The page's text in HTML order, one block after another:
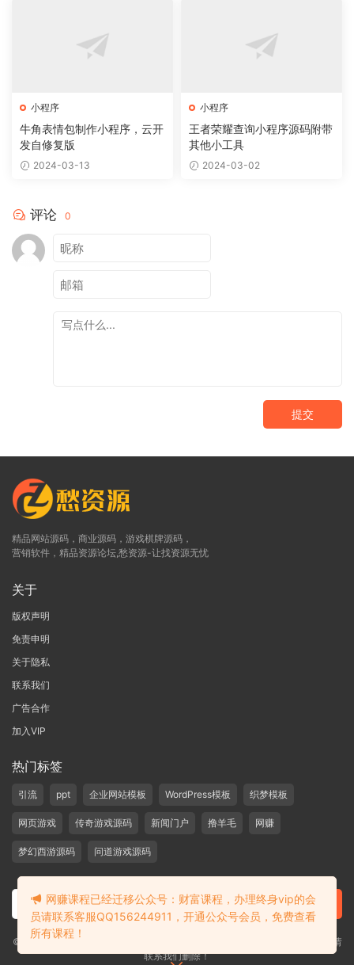
小程序
牛角表情包制作小程序，云开
发自修复版
2024-03-13
小程序
王者荣耀查询小程序源码附带
其他小工具
2024-03-02
评论 0
提交
精品网站源码，商业源码，游戏棋牌源码，
营销软件，精品资源论坛,愁资源-让找资源无忧
关于
版权声明
免责申明
关于隐私
联系我们
广告合作
加入VIP
热门标签
引流 ppt 企业网站模板 WordPress模板 织梦模板
网页游戏 传奇游戏源码 新闻门户 撸羊毛 网赚
梦幻西游源码 问道游戏源码
©2019-2020 愁资源 站内大部分资源收集于网络，若侵犯了您的合法权益，请
联系我们删除！
网赚课程已经迁移公众号：财富课程，办理终身vip的会
员请联系客服QQ156244911，开通公众号会员，免费查看
所有课程！